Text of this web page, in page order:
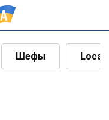
Шефы Local